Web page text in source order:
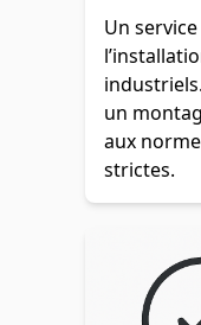
Un
un
aux
strictes.